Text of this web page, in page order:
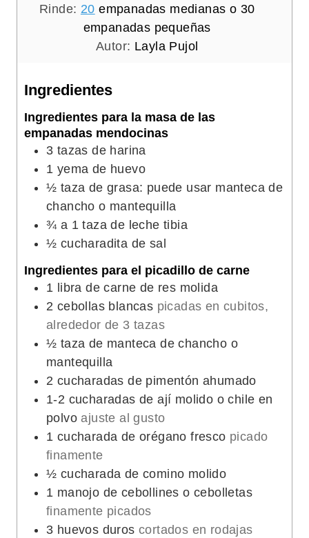
a
n
u
t
o
r
a
i
n
u
Rinde: 20 empanadas medianas o 30
empanadas pequeñas
Autor: Layla Pujol
Ingredientes
Ingredientes para la masa de las
empanadas mendocinas
3 tazas de harina
1 yema de huevo
½ taza de grasa: puede usar manteca de
chancho o mantequilla
¾ a 1 taza de leche tibia
½ cucharadita de sal
Ingredientes para el picadillo de carne
1 libra de carne de res molida
2 cebollas blancas picadas en cubitos,
alrededor de 3 tazas
½ taza de manteca de chancho o
mantequilla
2 cucharadas de pimentón ahumado
1-2 cucharadas de ají molido o chile en
polvo ajuste al gusto
1 cucharada de orégano fresco picado
finamente
½ cucharada de comino molido
1 manojo de cebollines o cebolletas
finamente picados
3 huevos duros cortados en rodajas